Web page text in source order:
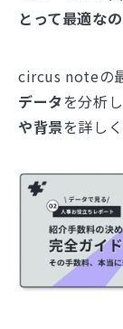
とって最適な
circus noteの
データ を分析し
や背景を詳し